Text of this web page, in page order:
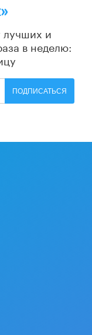
лучших и
в неделю:
ПОДПИСАТЬСЯ